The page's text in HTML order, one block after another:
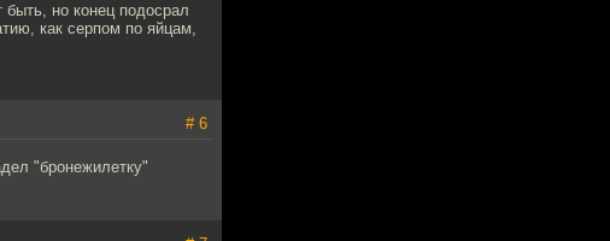
но конец подосрал
как серпом по яйцам,
# 6
"бронежилетку"